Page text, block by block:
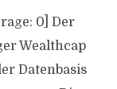
0] Der
Wealthcap
Datenbasis